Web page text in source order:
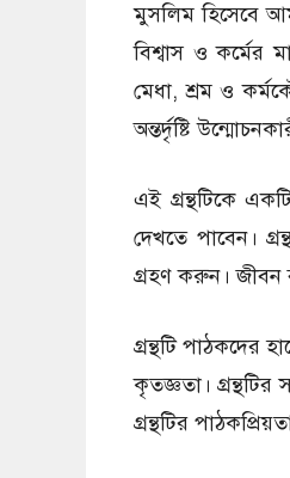
মুসলিম হিসেবে
বিশ্বাস ও কর্মের
মেধা, শ্রম ও
অন্তর্দৃষ্টি
এই গ্রন্থটিকে
দেখতে পাবেন।
গ্রহণ করুন। জীবন
গ্রন্থটি পাঠকদের
কৃতজ্ঞতা। গ্রন্থটির
গ্রন্থটির